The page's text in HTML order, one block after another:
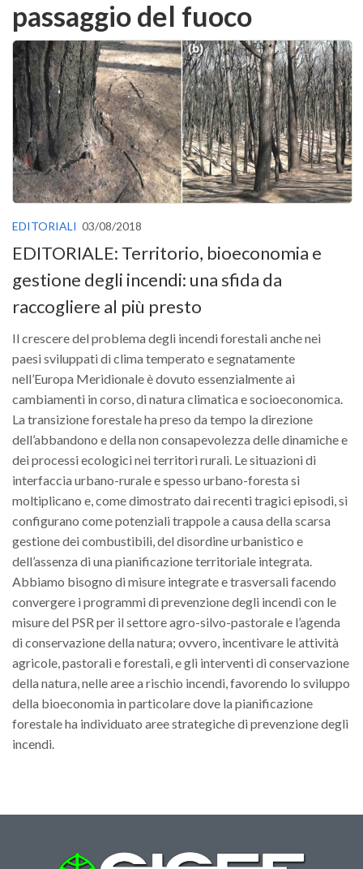
Versamento Quote di Iscrizione
Gruppi di Lavoro
Lista dei Gruppi di Lavoro SISEF
GdL Inquinamento e Foreste
GdL Terpeni in Ecologia
GdL Biodiversità Forestale
GdL Arboricoltura da Legno e Agroselvicoltura
GdL Modellistica Forestale
GdL Selvicoltura
GdL Ecologia del Suolo
GdL Pianificazione Forestale
GdL Geomatica Forestale
GdL Filiera del legno
GdL Gestione Incendi Boschivi
GdL Verde Urbano
GdL Comunicazione Forestale
GdL Foreste, Mitigazione, Adattamento
GdL Infrastrutture, Risorse, Innovazione
GdL Boschi Vetusti
GdL “TreeTalkers”
News
Post Recenti
Ricevi la SISEF Newsletter
Avvisi
Borse di Studio
Call for Papers
Call for Proposals
Corsi di Aggiornamento
passaggio del fuoco
EDITORIALI 03/08/2018
EDITORIALE: Territorio, bioeconomia e
gestione degli incendi: una sfida da
raccogliere al più presto
Il crescere del problema degli incendi forestali anche nei
paesi sviluppati di clima temperato e segnatamente
nell’Europa Meridionale è dovuto essenzialmente ai
cambiamenti in corso, di natura climatica e socioeconomica.
La transizione forestale ha preso da tempo la direzione
dell’abbandono e della non consapevolezza delle dinamiche e
dei processi ecologici nei territori rurali. Le situazioni di
interfaccia urbano-rurale e spesso urbano-foresta si
moltiplicano e, come dimostrato dai recenti tragici episodi, si
configurano come potenziali trappole a causa della scarsa
gestione dei combustibili, del disordine urbanistico e
dell’assenza di una pianificazione territoriale integrata.
Abbiamo bisogno di misure integrate e trasversali facendo
convergere i programmi di prevenzione degli incendi con le
misure del PSR per il settore agro-silvo-pastorale e l’agenda
di conservazione della natura; ovvero, incentivare le attività
agricole, pastorali e forestali, e gli interventi di conservazione
della natura, nelle aree a rischio incendi, favorendo lo sviluppo
della bioeconomia in particolare dove la pianificazione
forestale ha individuato aree strategiche di prevenzione degli
incendi.